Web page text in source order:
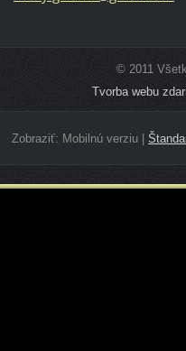
© 2011
Tvorba webu
Zobraziť: Mobilnú verziu|